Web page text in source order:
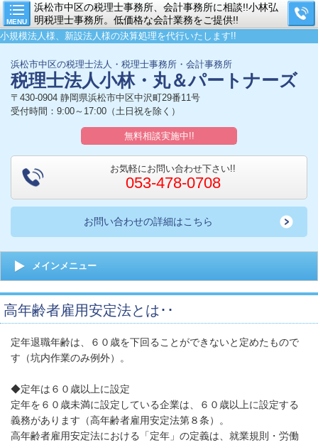
MENU
浜松市中区の税理士事務所、会計事務所に相談!!小林弘
明税理士事務所。低価格な会計業務をご提供!!
小規模法人様、新設法人様の決算処理を代行いたします!!
浜松市中区の税理士法人・税理士事務所・会計事務所
税理士法人小林・丸＆パートナーズ
〒430-0904 静岡県浜松市中区中沢町29番11号
受付時間：9:00～17:00（土日祝を除く）
無料相談実施中!!
お気軽にお問い合わせ下さい!!
053-478-0708
お問い合わせの詳細はこちら
メインメニュー
高年齢者雇用安定法とは･･
定年退職年齢は、６０歳を下回ることができないと定めたもので
す（坑内作業のみ例外）。
◆定年は６０歳以上に設定
定年を６０歳未満に設定している企業は、６０歳以上に設定する
義務があります（高年齢者雇用安定法第８条）。
高年齢者雇用安定法における「定年」の定義は、就業規則・労働